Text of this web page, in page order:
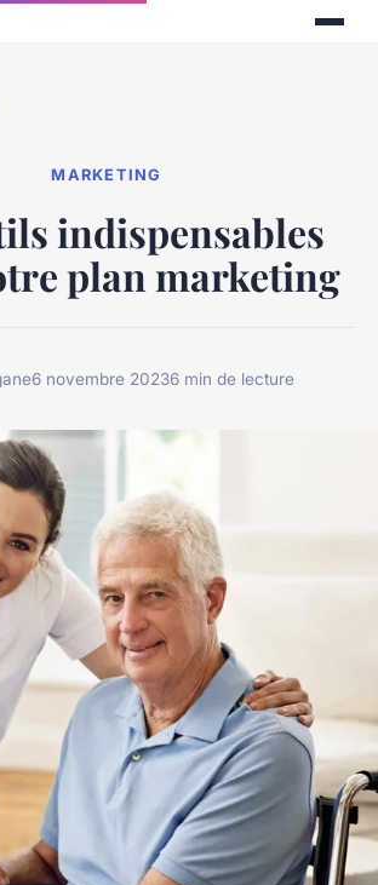
MARKETING
indispensables
plan marketing
6 novembre 20236 min de lecture